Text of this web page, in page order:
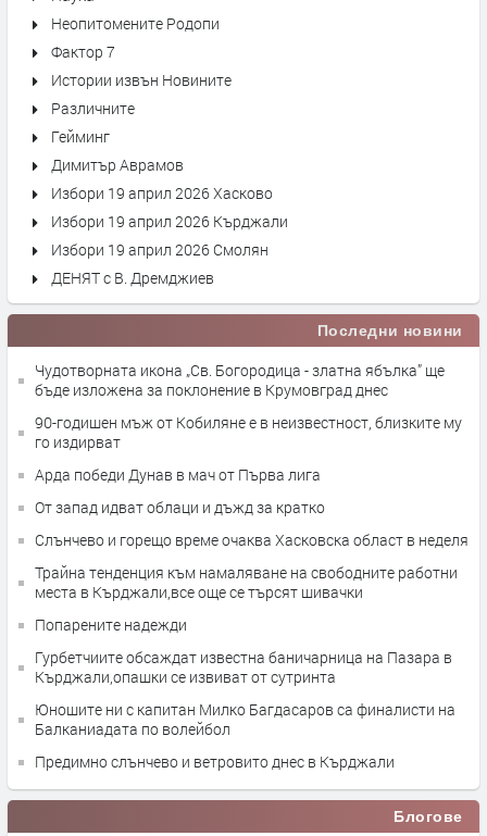
Неопитомените Родопи
Фактор 7
Истории извън Новините
Различните
Гейминг
Димитър Аврамов
Избори 19 април 2026 Хасково
Избори 19 април 2026 Кърджали
Избори 19 април 2026 Смолян
ДЕНЯТ с В. Дремджиев
Последни новини
Чудотворната икона „Св. Богородица - златна ябълка” ще
бъде изложена за поклонение в Крумовград днес
90-годишен мъж от Кобиляне е в неизвестност, близките му
го издирват
Арда победи Дунав в мач от Първа лига
От запад идват облаци и дъжд за кратко
Слънчево и горещо време очаква Хасковска област в неделя
Трайна тенденция към намаляване на свободните работни
места в Кърджали,все още се търсят шивачки
Попарените надежди
Гурбетчиите обсаждат известна баничарница на Пазара в
Кърджали,опашки се извиват от сутринта
Юношите ни с капитан Милко Багдасаров са финалисти на
Балканиадата по волейбол
Предимно слънчево и ветровито днес в Кърджали
Блогове